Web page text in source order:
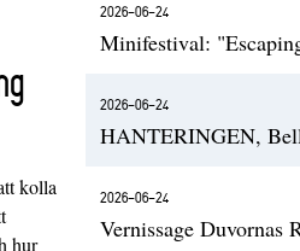
kolla
hur
2026-06-24
Minifestival:
2026-06-24
HANTERINGEN,
2026-06-24
Vernissage Duvornas